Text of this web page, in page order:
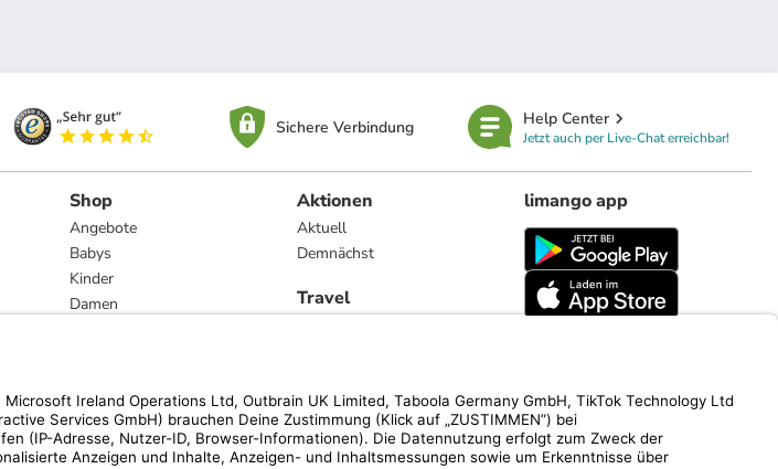
Sichere Verbindung Help Center
Jetzt auch per Live-Chat erreichbar!
Shop
Angebote
Babys
Kinder
Damen
Marken
Aktionen
Aktuell
Demnächst
Travel
limango app